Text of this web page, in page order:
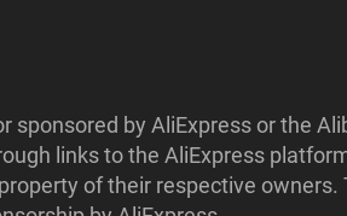
by AliExpress or the
links to the AliExpress
of their respective owners.